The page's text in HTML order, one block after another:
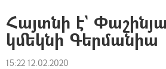
Հայտնի է`
կմեկնի Գերմանիա
15:22 12.02.2020